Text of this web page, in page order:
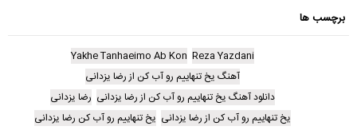
برچسب ها
Reza Yazdani
Yakhe Tanhaeimo Ab Kon
آهنگ یخ تنهاییم رو آب کن از رضا یزدانی
دانلود آهنگ یخ تنهاییم رو آب کن از رضا یزدانی رضا یزدانی
یخ تنهاییم رو آب کن از رضا یزدانی یخ تنهاییم رو آب کن رضا یزدانی